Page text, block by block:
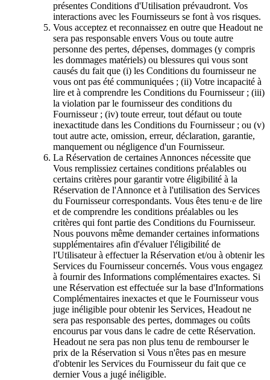
présentes Conditions d'Utilisation prévaudront. Vos
interactions avec les Fournisseurs se font à vos risques.
Vous acceptez et reconnaissez en outre que Headout ne
sera pas responsable envers Vous ou toute autre
personne des pertes, dépenses, dommages (y compris
les dommages matériels) ou blessures qui vous sont
causés du fait que (i) les Conditions du fournisseur ne
vous ont pas été communiquées ; (ii) Votre incapacité à
lire et à comprendre les Conditions du Fournisseur ; (iii)
la violation par le fournisseur des conditions du
Fournisseur ; (iv) toute erreur, tout défaut ou toute
inexactitude dans les Conditions du Fournisseur ; ou (v)
tout autre acte, omission, erreur, déclaration, garantie,
manquement ou négligence d'un Fournisseur.
La Réservation de certaines Annonces nécessite que
Vous remplissiez certaines conditions préalables ou
certains critères pour garantir votre éligibilité à la
Réservation de l'Annonce et à l'utilisation des Services
du Fournisseur correspondants. Vous êtes tenu·e de lire
et de comprendre les conditions préalables ou les
critères qui font partie des Conditions du Fournisseur.
Nous pouvons même demander certaines informations
supplémentaires afin d'évaluer l'éligibilité de
l'Utilisateur à effectuer la Réservation et/ou à obtenir les
Services du Fournisseur concernés. Vous vous engagez
à fournir des Informations complémentaires exactes. Si
une Réservation est effectuée sur la base d'Informations
Complémentaires inexactes et que le Fournisseur vous
juge inéligible pour obtenir les Services, Headout ne
sera pas responsable des pertes, dommages ou coûts
encourus par vous dans le cadre de cette Réservation.
Headout ne sera pas non plus tenu de rembourser le
prix de la Réservation si Vous n'êtes pas en mesure
d'obtenir les Services du Fournisseur du fait que ce
dernier Vous a jugé inéligible.